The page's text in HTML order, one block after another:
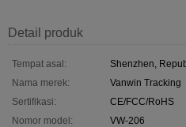
Detail produk
Tempat asal:
Shenzhen,
Nama merek:
Vanwin Tracking
Sertifikasi:
CE/FCC/RoHS
Nomor model:
VW-206